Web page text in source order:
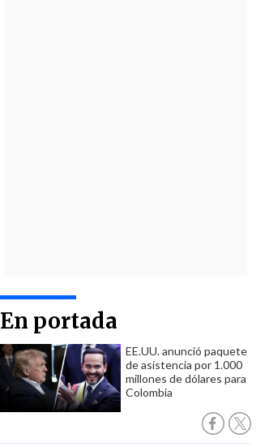
En portada
EE.UU. anunció paquete
de asistencia por 1.000
millones de dólares para
Colombia